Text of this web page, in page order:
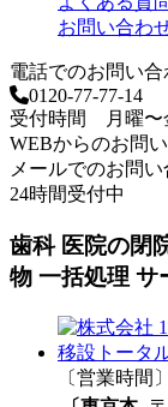
お問い合わ
電話でのお問い合
0120-77-77-14
受付時間 月曜〜
WEBからのお問
メールでのお問
24時間受付中
歯科 医院の閉
物 一括処理 サ
〔営業時間